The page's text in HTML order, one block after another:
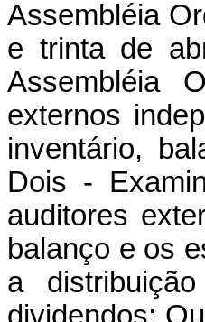
Assembléia
e trinta de
Assembléia
externos
inventário,
Dois -
auditores
balanço e os
a